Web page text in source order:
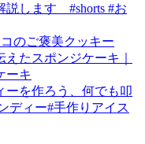
説します #shorts #お
のご褒美クッキー
えたスポンジケーキ｜
ーキ
ーを作ろう、何でも叩
ディー#手作りアイス